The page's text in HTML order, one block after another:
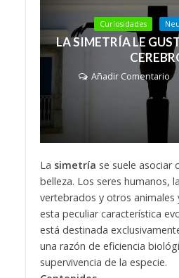
Curiosidades
LA SIMETRÍA LE
Añadir Comentario
La simetría se suele asociar
belleza. Los seres humanos,
vertebrados y otros animales
esta peculiar característica
está destinada
una razón de eficiencia
supervivencia de la especie.